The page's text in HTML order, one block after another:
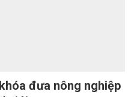
đưa nông nghiệp